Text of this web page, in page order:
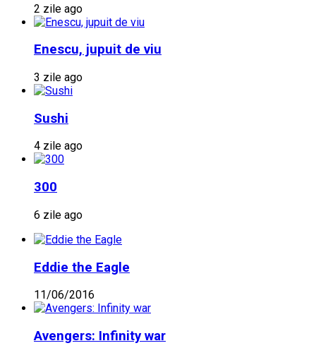
2 zile ago
Enescu, jupuit de viu
3 zile ago
Sushi
4 zile ago
300
6 zile ago
Eddie the Eagle
11/06/2016
Avengers: Infinity war